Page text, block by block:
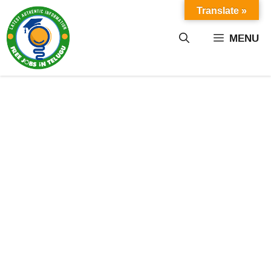
content MENU
Translate »